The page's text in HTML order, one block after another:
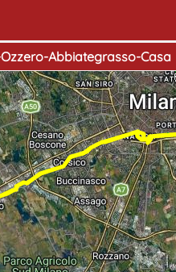
Abbiategrasso-Casa